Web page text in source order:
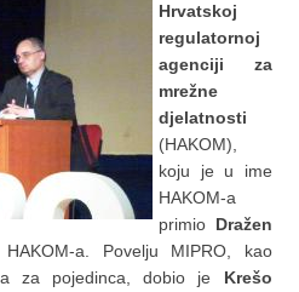
Hrvatskoj
regulatornoj
agenciji za
mrežne
djelatnosti
(HAKOM),
koju je u ime
HAKOM-a
primio Dražen
a. Povelju MIPRO, kao
a za pojedinca, dobio je Krešo